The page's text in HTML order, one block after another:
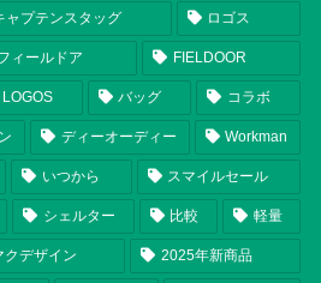
ャプテンスタッグ ロゴス
ィールドア FIELDOOR
LOGOS バッグ コラボ
ディーオーディー Workman
いつから スマイルセール
シェルター 比較 軽量
クデザイン 2025年新商品